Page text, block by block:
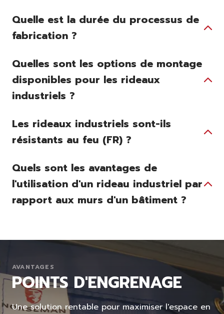
Quelle est la durée du processus de
fabrication ?
Quelles sont les options de montage
disponibles pour les rideaux
industriels ?
Les rideaux industriels sont-ils
résistants au feu (FR) ?
Quels sont les avantages de
l'utilisation d'un rideau industriel par
rapport aux murs d'un bâtiment ?
AVANTAGES
POINTS D'ENGRENAGE
Une solution rentable pour maximiser l'espace en